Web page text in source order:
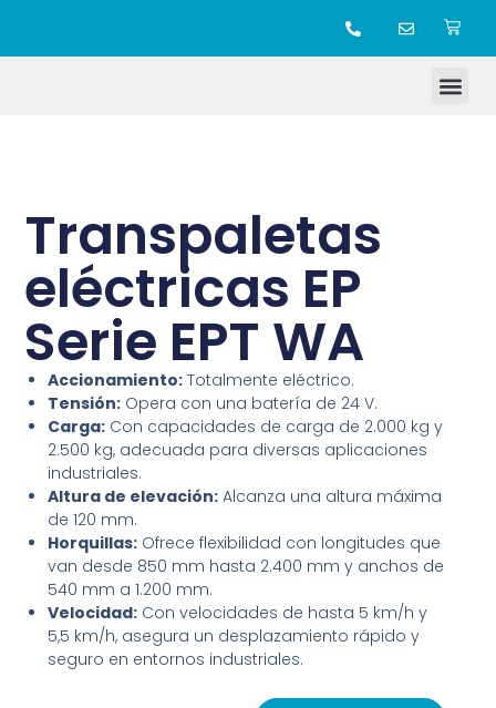
Transpaletas
eléctricas EP
Serie EPT WA
Accionamiento: Totalmente eléctrico.
Tensión: Opera con una batería de 24 V.
Carga: Con capacidades de carga de 2.000 kg y
2.500 kg, adecuada para diversas aplicaciones
industriales.
Altura de elevación: Alcanza una altura máxima
de 120 mm.
Horquillas: Ofrece flexibilidad con longitudes que
van desde 850 mm hasta 2.400 mm y anchos de
540 mm a 1.200 mm.
Velocidad: Con velocidades de hasta 5 km/h y
5,5 km/h, asegura un desplazamiento rápido y
seguro en entornos industriales.